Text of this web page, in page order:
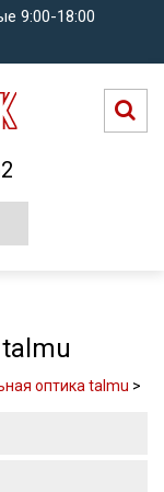
9:00-18:00
оптика talmu >